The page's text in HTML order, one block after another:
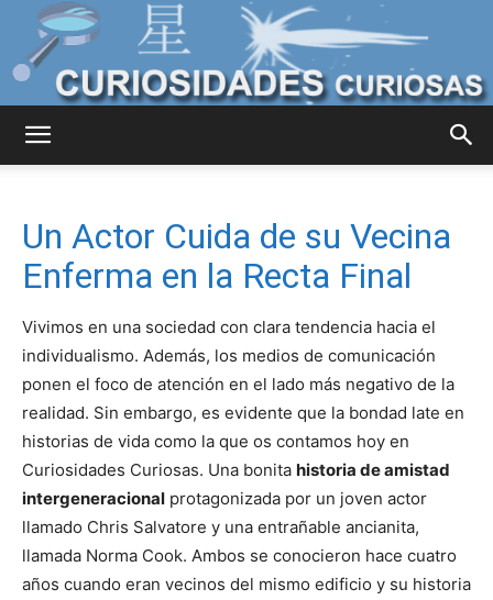
Curiosas
del
Mundo
Un Actor Cuida de su Vecina
Enferma en la Recta Final
Vivimos en una sociedad con clara tendencia hacia el
individualismo. Además, los medios de comunicación
ponen el foco de atención en el lado más negativo de la
realidad. Sin embargo, es evidente que la bondad late en
historias de vida como la que os contamos hoy en
Curiosidades Curiosas. Una bonita historia de amistad
intergeneracional protagonizada por un joven actor
llamado Chris Salvatore y una entrañable ancianita,
llamada Norma Cook. Ambos se conocieron hace cuatro
años cuando eran vecinos del mismo edificio y su historia